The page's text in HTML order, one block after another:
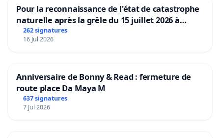
Pour la reconnaissance de l'état de catastrophe
naturelle après la grêle du 15 juillet 2026 à
Aubenas et ses alentours
262 signatures
16 Jul 2026
Anniversaire de Bonny & Read : fermeture de
route place Da Maya M
637 signatures
7 Jul 2026